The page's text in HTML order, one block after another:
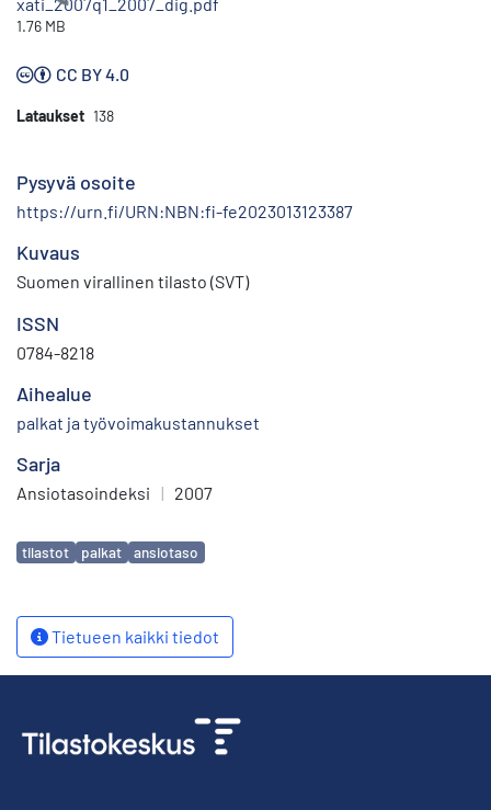
1.76 MB
CC BY 4.0
Lataukset 138
Pysyvä osoite
https://urn.fi/URN:NBN:fi-fe2023013123387
Kuvaus
Suomen virallinen tilasto (SVT)
ISSN
0784-8218
Aihealue
palkat ja työvoimakustannukset
Sarja
Ansiotasoindeksi | 2007
Avainsanat
tilastot palkat ansiotaso
Tietueen kaikki tiedot